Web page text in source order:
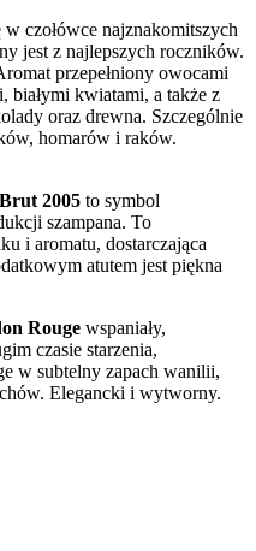
w czołówce najznakomitszych
jest z najlepszych roczników.
przepełniony owocami
białymi kwiatami, a także z
oraz drewna. Szczególnie
homarów i raków.
2005 to symbol
szampana. To
i aromatu, dostarczająca
atutem jest piękna
Rouge wspaniały,
czasie starzenia,
w subtelny zapach wanilii,
Elegancki i wytworny.